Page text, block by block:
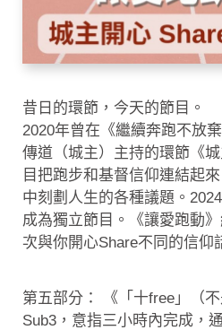
昔日的環節，今天的節目。
2020年曾在《繼續奔跑不放
傳道（城主）主持的環節《
目把跑步和基督信仰連結起
中刻劃人生的各種議題。
成為獨立節目。《讓愛跑動
次與你開心Share不同的信仰
第五部分： 《「十free」（不
Sub3，意指三小時內完成，